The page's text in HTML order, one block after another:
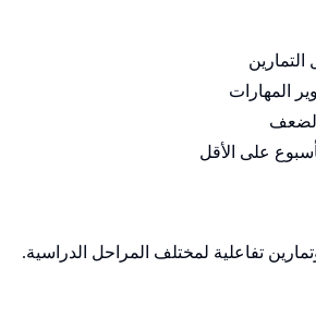
المهارات
الضعف
على الأقل
تفاعلية لمختلف المراحل الدراسية.